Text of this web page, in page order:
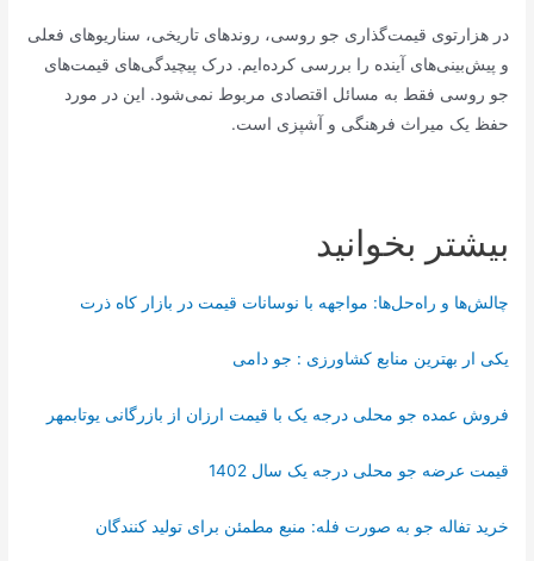
در هزارتوی قیمت‌گذاری جو روسی، روندهای تاریخی، سناریوهای فعلی
و پیش‌بینی‌های آینده را بررسی کرده‌ایم. درک پیچیدگی‌های قیمت‌های
جو روسی فقط به مسائل اقتصادی مربوط نمی‌شود. این در مورد
حفظ یک میراث فرهنگی و آشپزی است.
بیشتر بخوانید
چالش‌ها و راه‌حل‌ها: مواجهه با نوسانات قیمت در بازار کاه ذرت
یکی ار بهترین منابع کشاورزی : جو دامی
فروش عمده جو محلی درجه یک با قیمت ارزان از بازرگانی یوتابمهر
قیمت عرضه جو محلی درجه یک سال 1402
خرید تفاله جو به صورت فله: منبع مطمئن برای تولید کنندگان